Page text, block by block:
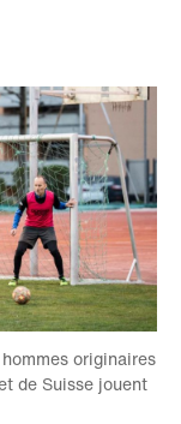
originaires
de Suisse jouent